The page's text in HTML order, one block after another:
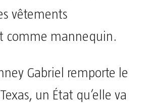
vêtements
comme mannequin.
Gabriel remporte le
un État qu’elle va